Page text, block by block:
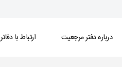
درباره دفتر مرجعیت ارتباط با دفاتر